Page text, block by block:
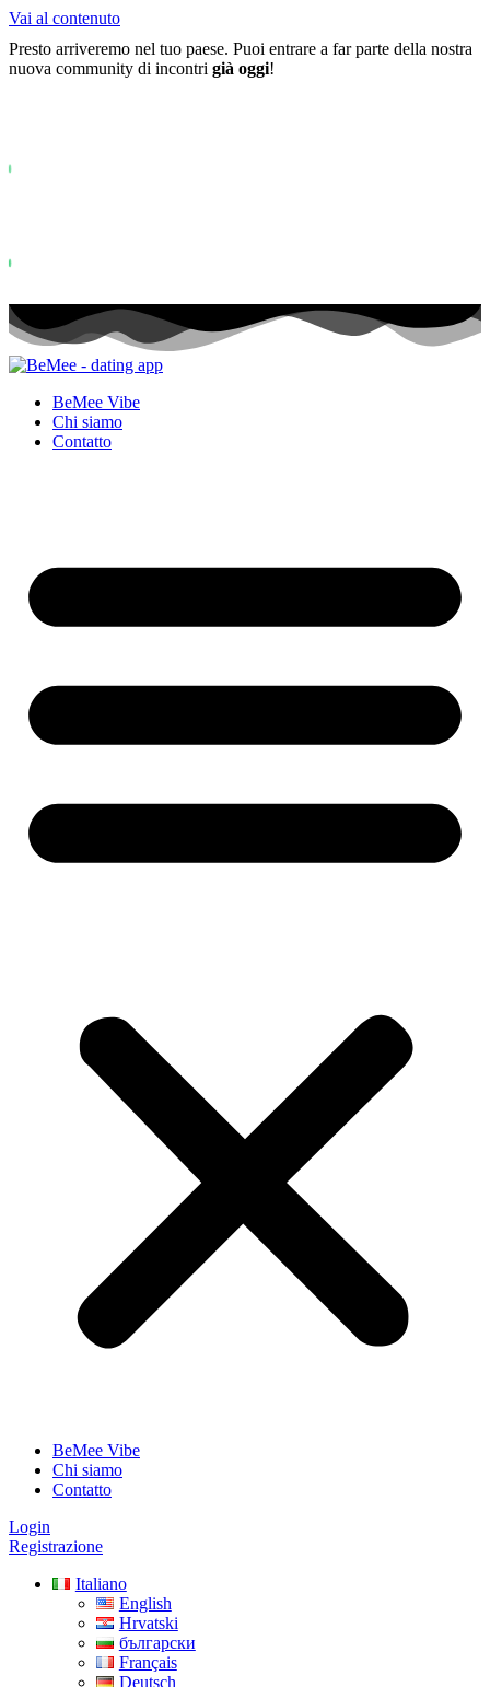
Vai al contenuto
Presto arriveremo nel tuo paese. Puoi entrare a far parte della nostra
nuova community di incontri già oggi!
https://developers.google.com/analytics/devguides/reporting/data/v1/
BeMee Vibe
Chi siamo
Contatto
BeMee Vibe
Chi siamo
Contatto
Login
Registrazione
Italiano
English
Hrvatski
български
Français
Deutsch